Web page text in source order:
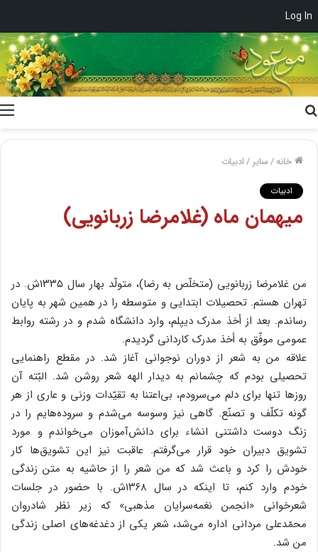
Log In
خانه/سایر /ادبیات
ادبیات
میهمان ماه (غلامرضا زربانویی)
من غلامرضا زربانویی (متخلّص به رضا)، متولّد بهار سال ۱۳۳۵ش. در
تهران هستم. تحصیلات ابتدایی و متوسطه را در همین شهر به پایان
رساندم. بعد از أخذ مدرک دیپلم، وارد دانشگاه شدم و در رشته روابط
عمومی موفّق به أخذ مدرک کاردانی گردیدم.
علاقه من به شعر از دوران نوجوانی آغاز شد. در مقطع راهنمایی
تحصیلی بودم که چشمانم به دیدار الهه شعر روشن شد. البّته آن
روزها تنها برای دلم می‌سرودم، بی‌اعتنا به تقیّدات وزنی و عاری از هر
گونه تکلّف و تصنّع. گاهی نیز وسوسه می‌شدم و سروده‌هایم را در
زنگ دوست داشتنی انشاء برای دانش‌آموزان می‌خواندم و مورد
تشویق دبیران خود قرار می‌گرفتم. عاقبت نیز این تشویق‌ها کار
خودش را کرد و باعث شد که من شعر را از حاشیه به متن زندگی
خودم وارد کنم، تا اینکه در سال ۱۳۶۸ش. با حضور در جلسات
شعرخوانی «انجمن نغمه‌سرایان مذهبی» که زیر نظر شادروان
محمّدعلی مردانی اداره می‌شد، شعر یکی از دغدغه‌های اصلی زندگی
من شد.